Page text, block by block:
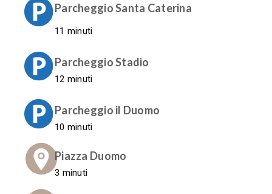
Parcheggio Santa Caterina
11 minuti
Parcheggio Stadio
12 minuti
Parcheggio il Duomo
10 minuti
Piazza Duomo
3 minuti